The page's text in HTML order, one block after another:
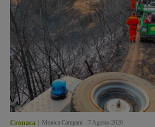
Cronaca Monica Campani 7 Agosto 2026